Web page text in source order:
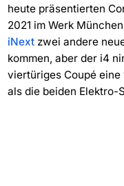
heute präsentierten
2021 im Werk
iNextzwei andere
kommen, aber der i4
viertüriges Coupé
als die beiden Elektro-